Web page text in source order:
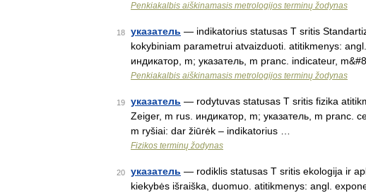
Penkiakalbis aiškinamasis metrologijos terminų žodynas
18 указатель — indikatorius statusas T sritis
kokybiniam parametrui atvaizduoti. atitikmenys:
индикатор, m; указатель, m pranc. indicateur,
Penkiakalbis aiškinamasis metrologijos terminų žodynas
19 указатель — rodytuvas statusas T sritis fizika
Zeiger, m rus. индикатор, m; указатель, m pranc.
m ryšiai: dar žiūrėk – indikatorius …
Fizikos terminų žodynas
20 указатель — rodiklis statusas T sritis ekologija ir
kiekybės išraiška, duomuo. atitikmenys: angl.